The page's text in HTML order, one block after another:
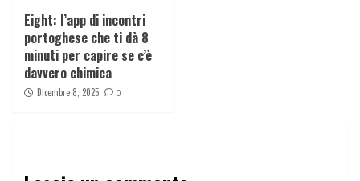
Eight: l’app di incontri
portoghese che ti dà 8
minuti per capire se c’è
davvero chimica
Dicembre 8, 2025 0